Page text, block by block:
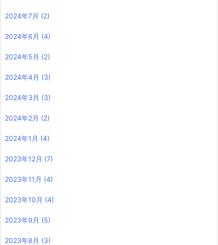
2024年7月 (2)
2024年6月 (4)
2024年5月 (2)
2024年4月 (3)
2024年3月 (3)
2024年2月 (2)
2024年1月 (4)
2023年12月 (7)
2023年11月 (4)
2023年10月 (4)
2023年9月 (5)
2023年8月 (3)